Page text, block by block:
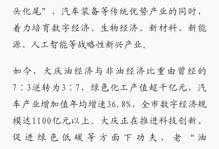
头化尾”、汽车装备等传统优势产业的同时，
着力培育数字经济、生物经济、新材料、新能
源、人工智能等战略性新兴产业。
如今，大庆油经济与非油经济比重由曾经的
7∶3逆转为3∶7，绿色化工产值超千亿元，汽
车产业增加值年均增速36.8%，全市数字经济规
模达1100亿元以上。大庆正在推进科技创新、
促进绿色低碳等方面下功夫，老“油